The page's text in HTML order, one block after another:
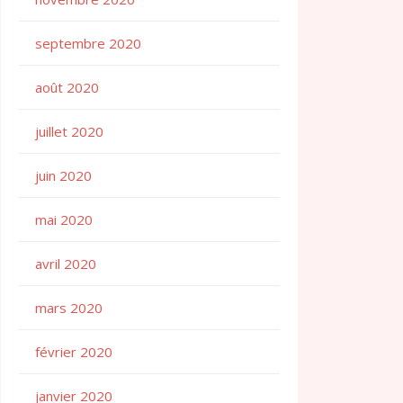
septembre 2020
août 2020
juillet 2020
juin 2020
mai 2020
avril 2020
mars 2020
février 2020
janvier 2020